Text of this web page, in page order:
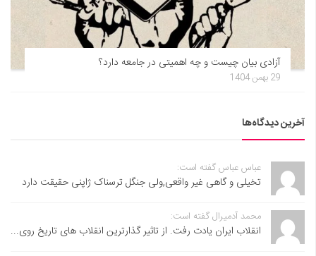
آزادی بیان چیست و چه اهمیتی در جامعه دارد؟
29 بهمن 1404
آخرین دیدگاه‌ها
عباس عباس گفته است:
تخیلی و گاهی غیر واقعی,ولی جنگل ترسناک ژاپنی حقیقت دارد
محمد آدمیرال گفته است:
انقلاب ایران یادت رفت. از تاثیر گذارترین انقلاب های تاریخ روی...